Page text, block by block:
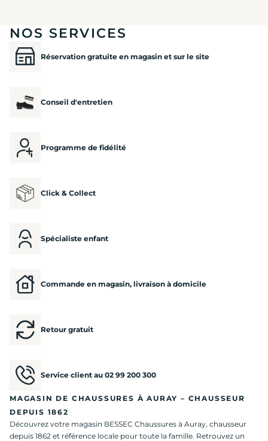
NOS SERVICES
Réservation gratuite en magasin et sur le site
Conseil d'entretien
Programme de fidélité
Click & Collect
Spécialiste enfant
Commande en magasin, livraison à domicile
Retour gratuit
Service client au 02 99 200 300
MAGASIN DE CHAUSSURES À AURAY – CHAUSSEUR
DEPUIS 1862
Découvrez votre magasin BESSEC Chaussures à Auray, chausseur
depuis 1862 et référence locale pour toute la famille. Retrouvez un